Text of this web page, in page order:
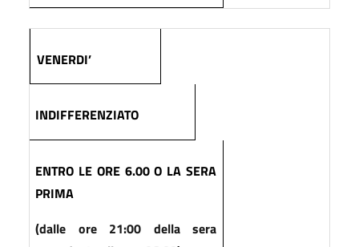
VENERDI’
INDIFFERENZIATO
ENTRO LE ORE 6.00 O LA SERA
PRIMA
(dalle ore 21:00 della sera